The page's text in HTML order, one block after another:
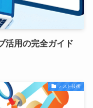
活用の完全ガイド
テスト技術